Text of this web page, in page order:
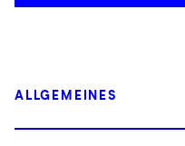
ALLGEMEINES